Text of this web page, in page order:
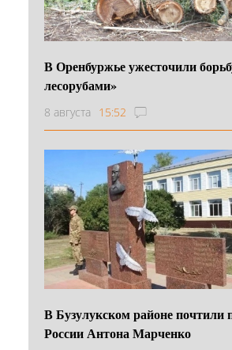
В Оренбуржье ужесточили
лесорубами»
8 августа 15:52
В Бузулукском районе почтили
России Антона Марченко